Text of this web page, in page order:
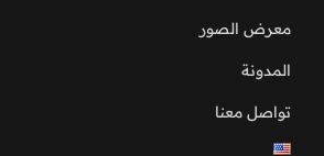
معرض الصور
المدونة
تواصل معنا